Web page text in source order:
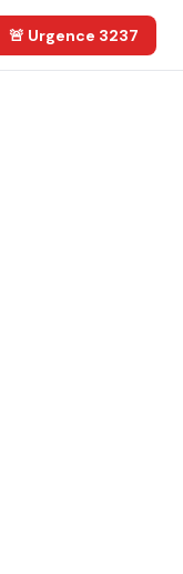
🚨 Urgence 3237